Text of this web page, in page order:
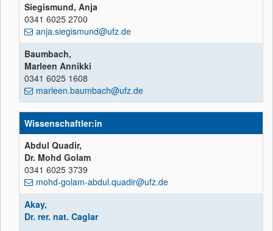
Siegismund, Anja
0341 6025 2700
anja.siegismund@ufz.de
Baumbach,
Marleen Annikki
0341 6025 1608
marleen.baumbach@ufz.de
Wissenschaftler:in
Abdul Quadir,
Dr. Mohd Golam
0341 6025 3739
mohd-golam-abdul.quadir@ufz.de
Akay,
Dr. rer. nat. Caglar